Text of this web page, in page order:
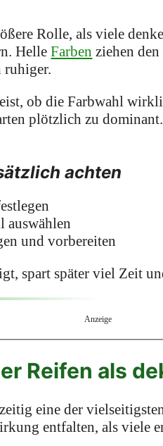
Rolle, als viele
HelleFarben ziehen
ruhiger.
ob die Farbwahl
plötzlich zu
achten
auswählen
und vorbereiten
spart später viel Zeit
Anzeige
Reifen als
eine der
entfalten, als viele